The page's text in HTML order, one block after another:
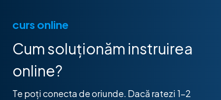
curs online
Cum soluționăm instruirea
online?
Te poți conecta de oriunde. Dacă ratezi 1-2